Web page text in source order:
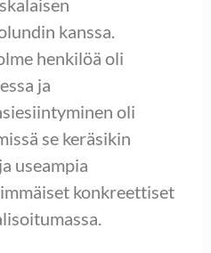
kanssa.
henkilöä oli
ja
oli
se keräsikin
useampia
konkreettiset